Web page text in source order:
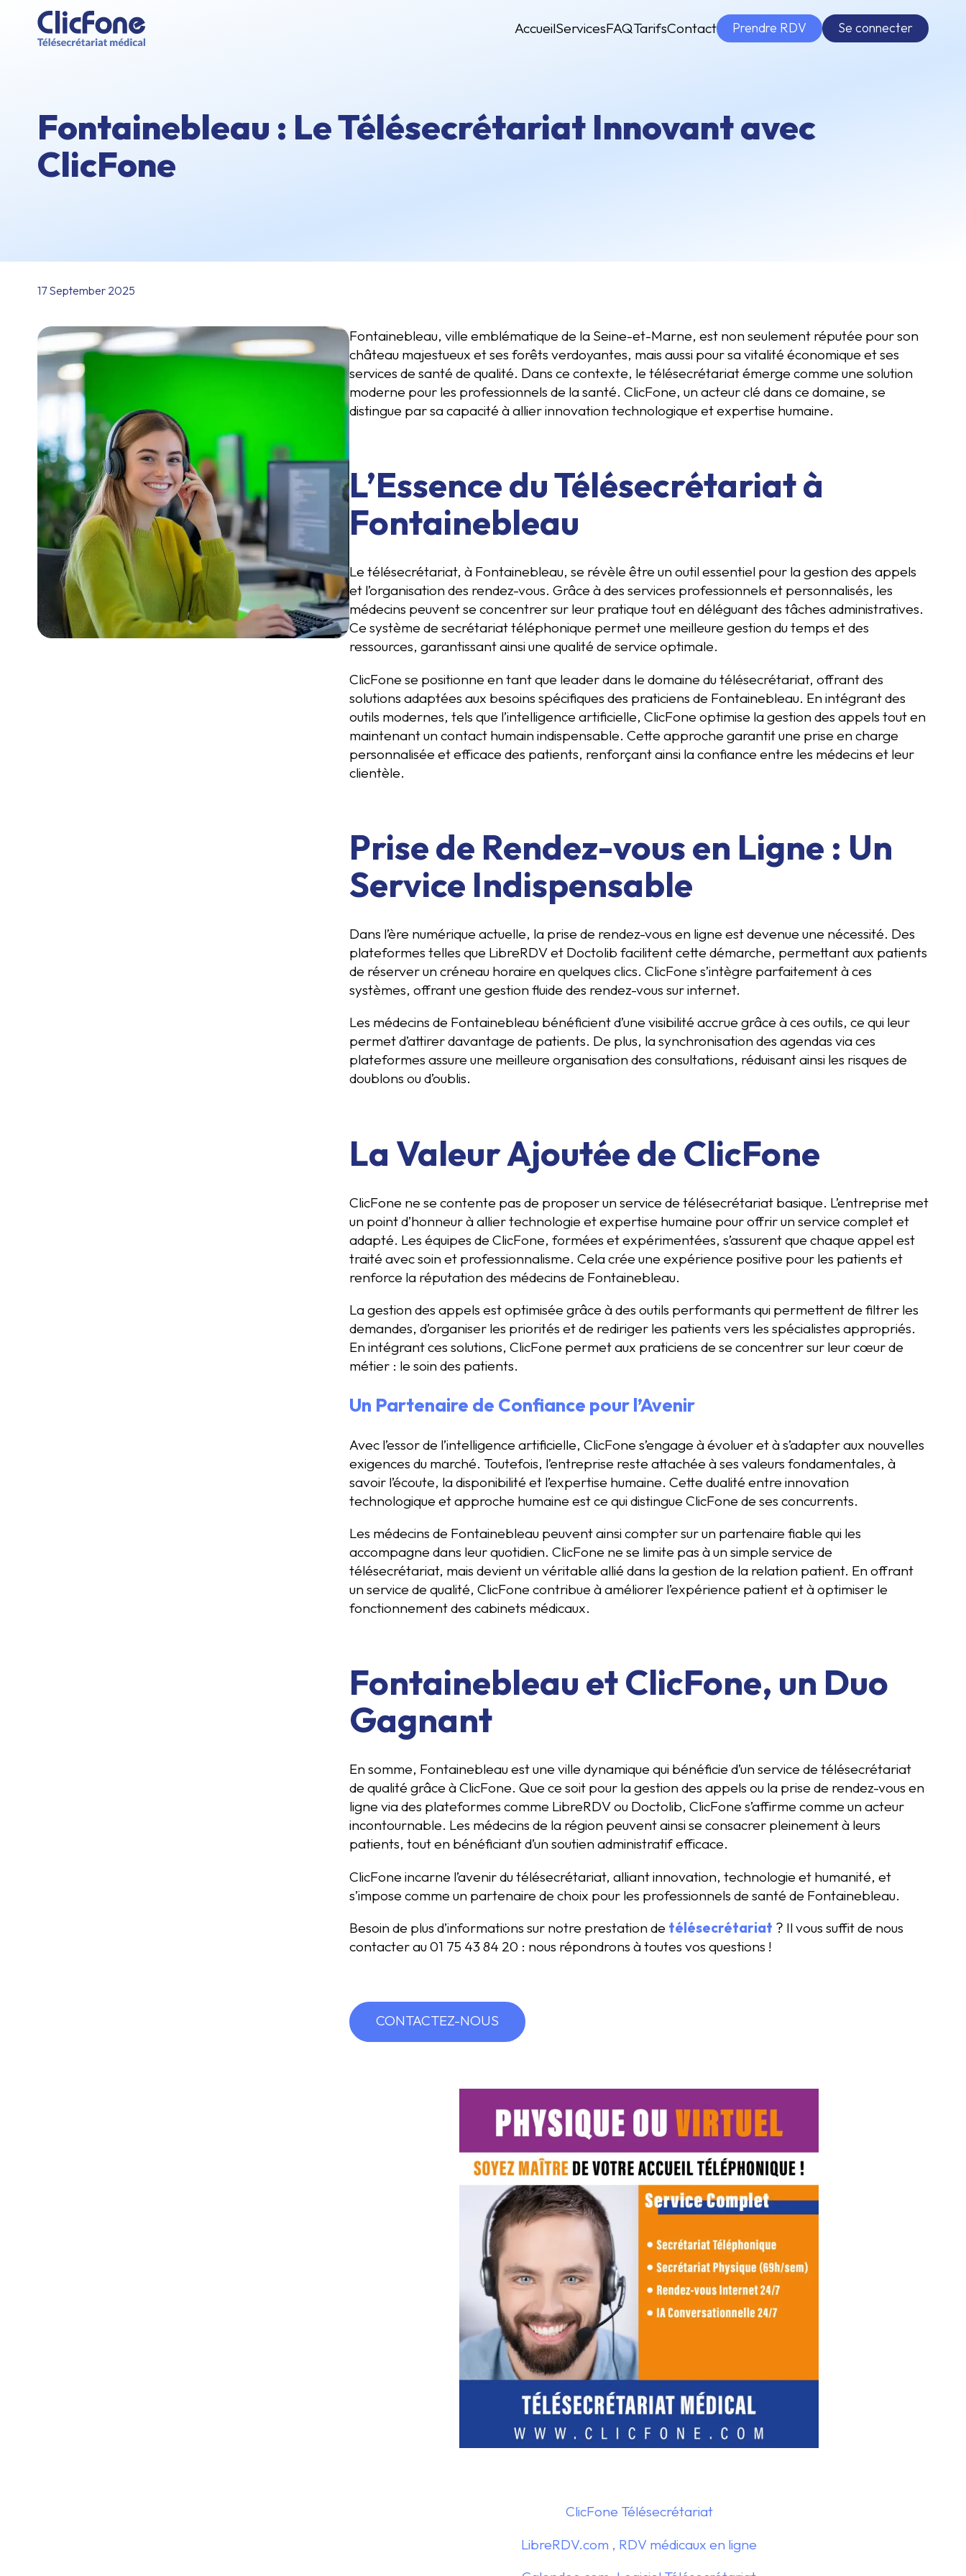
AccueilServicesFAQTarifsContact Prendre RDV Se connecter
Fontainebleau : Le Télésecrétariat Innovant avec
ClicFone
17 September 2025
Fontainebleau, ville emblématique de la Seine-et-Marne, est non seulement réputée pour son
château majestueux et ses forêts verdoyantes, mais aussi pour sa vitalité économique et ses
services de santé de qualité. Dans ce contexte, le télésecrétariat émerge comme une solution
moderne pour les professionnels de la santé. ClicFone, un acteur clé dans ce domaine, se
distingue par sa capacité à allier innovation technologique et expertise humaine.
L’Essence du Télésecrétariat à
Fontainebleau
Le télésecrétariat, à Fontainebleau, se révèle être un outil essentiel pour la gestion des appels
et l’organisation des rendez-vous. Grâce à des services professionnels et personnalisés, les
médecins peuvent se concentrer sur leur pratique tout en déléguant des tâches administratives.
Ce système de secrétariat téléphonique permet une meilleure gestion du temps et des
ressources, garantissant ainsi une qualité de service optimale.
ClicFone se positionne en tant que leader dans le domaine du télésecrétariat, offrant des
solutions adaptées aux besoins spécifiques des praticiens de Fontainebleau. En intégrant des
outils modernes, tels que l’intelligence artificielle, ClicFone optimise la gestion des appels tout en
maintenant un contact humain indispensable. Cette approche garantit une prise en charge
personnalisée et efficace des patients, renforçant ainsi la confiance entre les médecins et leur
clientèle.
Prise de Rendez-vous en Ligne : Un
Service Indispensable
Dans l’ère numérique actuelle, la prise de rendez-vous en ligne est devenue une nécessité. Des
plateformes telles que LibreRDV et Doctolib facilitent cette démarche, permettant aux patients
de réserver un créneau horaire en quelques clics. ClicFone s’intègre parfaitement à ces
systèmes, offrant une gestion fluide des rendez-vous sur internet.
Les médecins de Fontainebleau bénéficient d’une visibilité accrue grâce à ces outils, ce qui leur
permet d’attirer davantage de patients. De plus, la synchronisation des agendas via ces
plateformes assure une meilleure organisation des consultations, réduisant ainsi les risques de
doublons ou d’oublis.
La Valeur Ajoutée de ClicFone
ClicFone ne se contente pas de proposer un service de télésecrétariat basique. L’entreprise met
un point d’honneur à allier technologie et expertise humaine pour offrir un service complet et
adapté. Les équipes de ClicFone, formées et expérimentées, s’assurent que chaque appel est
traité avec soin et professionnalisme. Cela crée une expérience positive pour les patients et
renforce la réputation des médecins de Fontainebleau.
La gestion des appels est optimisée grâce à des outils performants qui permettent de filtrer les
demandes, d’organiser les priorités et de rediriger les patients vers les spécialistes appropriés.
En intégrant ces solutions, ClicFone permet aux praticiens de se concentrer sur leur cœur de
métier : le soin des patients.
Un Partenaire de Confiance pour l’Avenir
Avec l’essor de l’intelligence artificielle, ClicFone s’engage à évoluer et à s’adapter aux nouvelles
exigences du marché. Toutefois, l’entreprise reste attachée à ses valeurs fondamentales, à
savoir l’écoute, la disponibilité et l’expertise humaine. Cette dualité entre innovation
technologique et approche humaine est ce qui distingue ClicFone de ses concurrents.
Les médecins de Fontainebleau peuvent ainsi compter sur un partenaire fiable qui les
accompagne dans leur quotidien. ClicFone ne se limite pas à un simple service de
télésecrétariat, mais devient un véritable allié dans la gestion de la relation patient. En offrant
un service de qualité, ClicFone contribue à améliorer l’expérience patient et à optimiser le
fonctionnement des cabinets médicaux.
Fontainebleau et ClicFone, un Duo
Gagnant
En somme, Fontainebleau est une ville dynamique qui bénéficie d’un service de télésecrétariat
de qualité grâce à ClicFone. Que ce soit pour la gestion des appels ou la prise de rendez-vous en
ligne via des plateformes comme LibreRDV ou Doctolib, ClicFone s’affirme comme un acteur
incontournable. Les médecins de la région peuvent ainsi se consacrer pleinement à leurs
patients, tout en bénéficiant d’un soutien administratif efficace.
ClicFone incarne l’avenir du télésecrétariat, alliant innovation, technologie et humanité, et
s’impose comme un partenaire de choix pour les professionnels de santé de Fontainebleau.
Besoin de plus d’informations sur notre prestation de télésecrétariat ? Il vous suffit de nous
contacter au 01 75 43 84 20 : nous répondrons à toutes vos questions !
CONTACTEZ-NOUS
ClicFone Télésecrétariat
LibreRDV.com , RDV médicaux en ligne